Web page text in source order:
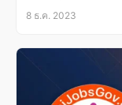
8 ธ.ค. 2023